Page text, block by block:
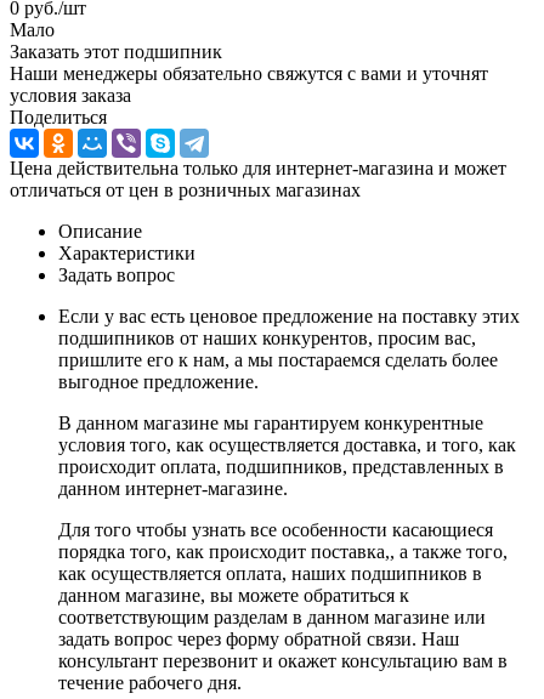
0 руб./шт
Мало
Заказать этот подшипник
Наши менеджеры обязательно свяжутся с вами и уточнят
условия заказа
Поделиться
Цена действительна только для интернет-магазина и может
отличаться от цен в розничных магазинах
Описание
Характеристики
Задать вопрос
Если у вас есть ценовое предложение на поставку этих
подшипников от наших конкурентов, просим вас,
пришлите его к нам, а мы постараемся сделать более
выгодное предложение.
В данном магазине мы гарантируем конкурентные
условия того, как осуществляется доставка, и того, как
происходит оплата, подшипников, представленных в
данном интернет-магазине.
Для того чтобы узнать все особенности касающиеся
порядка того, как происходит поставка,, а также того,
как осуществляется оплата, наших подшипников в
данном магазине, вы можете обратиться к
соответствующим разделам в данном магазине или
задать вопрос через форму обратной связи. Наш
консультант перезвонит и окажет консультацию вам в
течение рабочего дня.